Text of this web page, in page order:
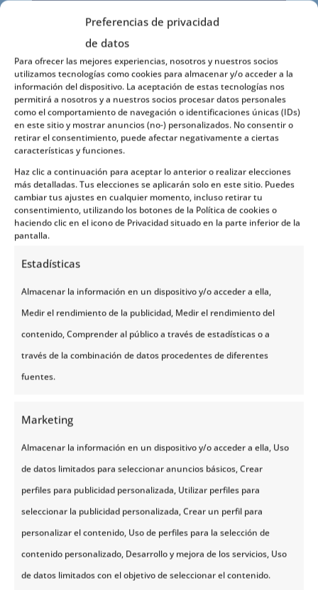
Preferencias de privacidad
de datos
Para ofrecer las mejores experiencias, nosotros y nuestros socios
utilizamos tecnologías como cookies para almacenar y/o acceder a la
información del dispositivo. La aceptación de estas tecnologías nos
permitirá a nosotros y a nuestros socios procesar datos personales
como el comportamiento de navegación o identificaciones únicas (IDs)
en este sitio y mostrar anuncios (no-) personalizados. No consentir o
retirar el consentimiento, puede afectar negativamente a ciertas
características y funciones.
Haz clic a continuación para aceptar lo anterior o realizar elecciones
más detalladas. Tus elecciones se aplicarán solo en este sitio. Puedes
cambiar tus ajustes en cualquier momento, incluso retirar tu
consentimiento, utilizando los botones de la Política de cookies o
haciendo clic en el icono de Privacidad situado en la parte inferior de la
pantalla.
Estadísticas
Almacenar la información en un dispositivo y/o acceder a ella,
Medir el rendimiento de la publicidad, Medir el rendimiento del
contenido, Comprender al público a través de estadísticas o a
través de la combinación de datos procedentes de diferentes
fuentes.
Marketing
Almacenar la información en un dispositivo y/o acceder a ella, Uso
de datos limitados para seleccionar anuncios básicos, Crear
perfiles para publicidad personalizada, Utilizar perfiles para
seleccionar la publicidad personalizada, Crear un perfil para
personalizar el contenido, Uso de perfiles para la selección de
contenido personalizado, Desarrollo y mejora de los servicios, Uso
de datos limitados con el objetivo de seleccionar el contenido.
Tripadvisor rating
4.9
¡Solicita presupuesto sin
https://go.noruegatours.com/survey
SOBRE NOSOTROS